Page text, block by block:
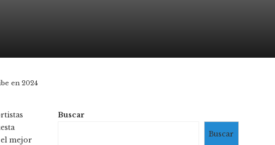
en 2024
mejor
Buscar
Buscar